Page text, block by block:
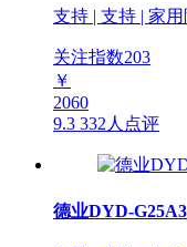
支持 | 支持 | 家
关注指数203
￥
2060
9.3 332人点评
德业DYD-G25A3